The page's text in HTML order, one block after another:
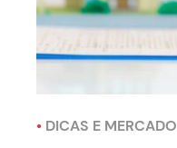
• DICAS E MERCADO